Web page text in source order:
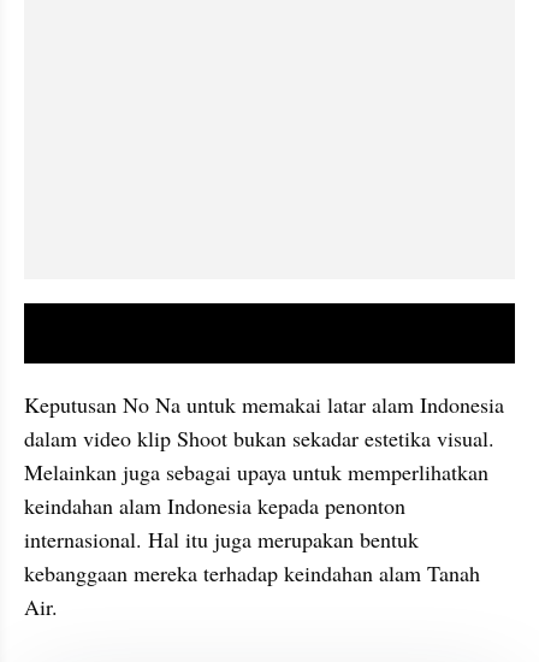
Keputusan No Na untuk memakai latar alam Indonesia
dalam video klip Shoot bukan sekadar estetika visual.
Melainkan juga sebagai upaya untuk memperlihatkan
keindahan alam Indonesia kepada penonton
internasional. Hal itu juga merupakan bentuk
kebanggaan mereka terhadap keindahan alam Tanah
Air.